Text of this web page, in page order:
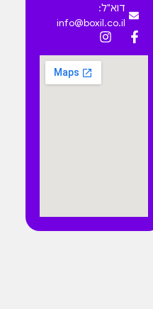
דוא"ל:
info@boxil.co.il